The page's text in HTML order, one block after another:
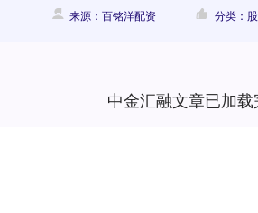
来源：百铭洋配资 分类：
中金汇融文章已加